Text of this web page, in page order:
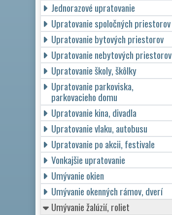
Jednorazové upratovanie
Upratovanie spoločných priestorov
Upratovanie bytových priestorov
Upratovanie nebytových priestorov
Upratovanie školy, škôlky
Upratovanie parkoviska,
parkovacieho domu
Upratovanie kina, divadla
Upratovanie vlaku, autobusu
Upratovanie po akcii, festivale
Vonkajšie upratovanie
Umývanie okien
Umývanie okenných rámov, dverí
Umývanie žalúzií, roliet